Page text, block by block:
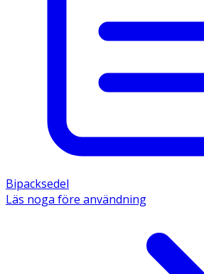
Bipacksedel
Läs noga före användning